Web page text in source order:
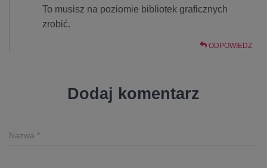
To musisz na poziomie bibliotek graficznych
zrobić.
ODPOWIEDZ
Dodaj komentarz
Nazwa *